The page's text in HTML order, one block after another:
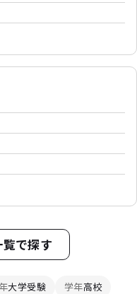
で探す
大学受験 学年高校